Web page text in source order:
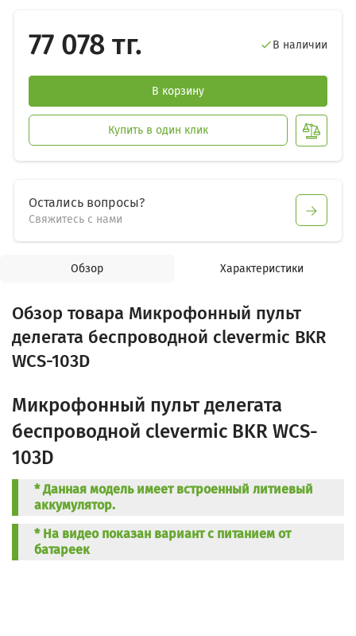
77 078 тг. В наличии
В корзину
Купить в один клик
Остались вопросы?
Свяжитесь с нами
Обзор Характеристики
Обзор товара Микрофонный пульт
делегата беспроводной clevermic BKR
WCS-103D
Микрофонный пульт делегата
беспроводной clevermic BKR WCS-
103D
* Данная модель имеет встроенный литиевый
аккумулятор.
* На видео показан вариант с питанием от
батареек